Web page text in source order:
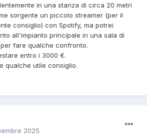
in una stanza di circa 20 metri
sorgente un piccolo streamer (per il
consiglio) con Spotify, ma potrei
all'impianto principale in una sala di
fare qualche confronto.
entro i 3000 €.
qualche utile consiglio.
2025